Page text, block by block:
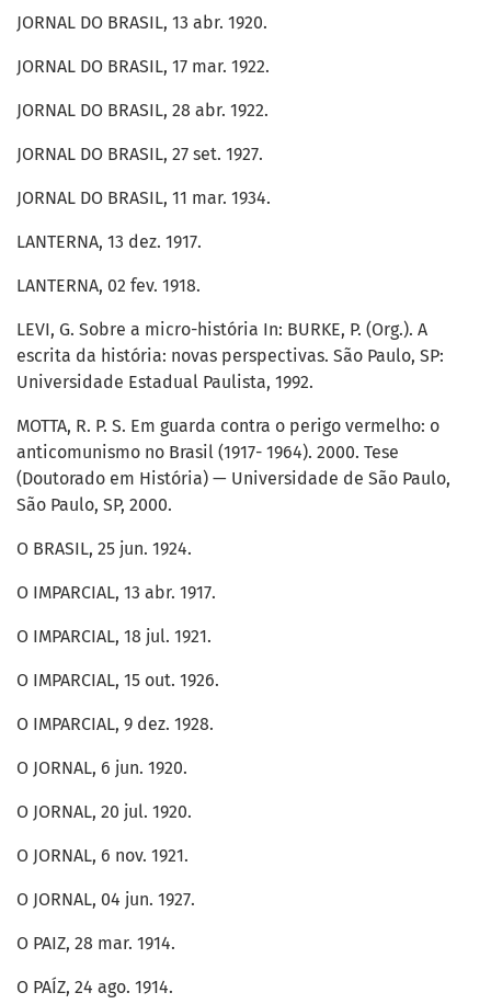
JORNAL DO BRASIL, 13 abr. 1920.
JORNAL DO BRASIL, 17 mar. 1922.
JORNAL DO BRASIL, 28 abr. 1922.
JORNAL DO BRASIL, 27 set. 1927.
JORNAL DO BRASIL, 11 mar. 1934.
LANTERNA, 13 dez. 1917.
LANTERNA, 02 fev. 1918.
LEVI, G. Sobre a micro-história In: BURKE, P. (Org.). A
escrita da história: novas perspectivas. São Paulo, SP:
Universidade Estadual Paulista, 1992.
MOTTA, R. P. S. Em guarda contra o perigo vermelho: o
anticomunismo no Brasil (1917- 1964). 2000. Tese
(Doutorado em História) — Universidade de São Paulo,
São Paulo, SP, 2000.
O BRASIL, 25 jun. 1924.
O IMPARCIAL, 13 abr. 1917.
O IMPARCIAL, 18 jul. 1921.
O IMPARCIAL, 15 out. 1926.
O IMPARCIAL, 9 dez. 1928.
O JORNAL, 6 jun. 1920.
O JORNAL, 20 jul. 1920.
O JORNAL, 6 nov. 1921.
O JORNAL, 04 jun. 1927.
O PAIZ, 28 mar. 1914.
O PAÍZ, 24 ago. 1914.